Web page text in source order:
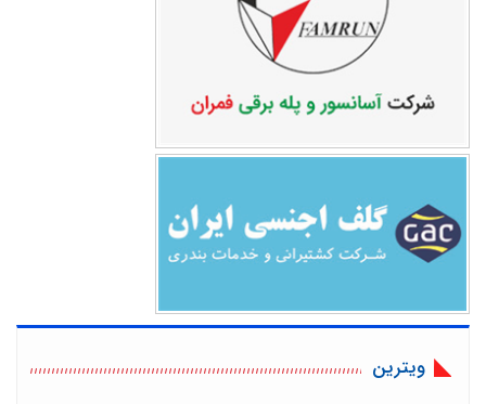
ویترین